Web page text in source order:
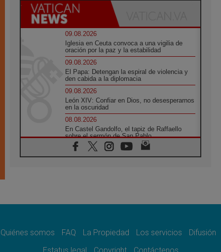
09.08.2026
Iglesia en Ceuta convoca a una vigilia de
oración por la paz y la estabilidad
09.08.2026
El Papa: Detengan la espiral de violencia y
den cabida a la diplomacia
09.08.2026
León XIV: Confiar en Dios, no desesperarnos
en la oscuridad
08.08.2026
En Castel Gandolfo, el tapiz de Raffaello
sobre el sermón de San Pablo
08.08.2026
En Colombia, «la paz no se compra con una
08.08.2026
08.08.2026
del Buen Consejo de Genazzano
Quiénes somos FAQ La Propiedad Los servicios
Difusión